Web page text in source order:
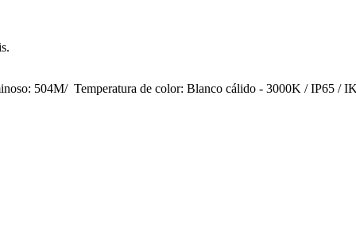
504M/ Temperatura de color: Blanco cálido - 3000K /